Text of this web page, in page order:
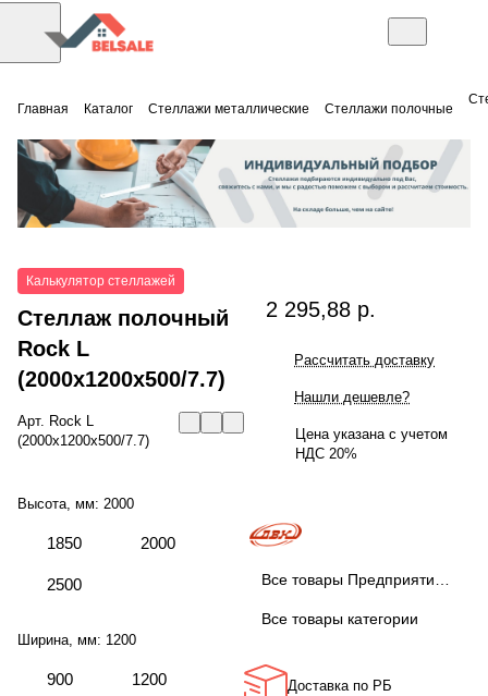
Главная Каталог Стеллажи металлические Стеллажи полочные
Калькулятор стеллажей
Стеллаж полочный
Rock L
(2000x1200x500/7.7)
Арт. Rock L
(2000x1200x500/7.7)
Высота, мм: 2000
1850 2000
2500
Ширина, мм: 1200
900 1200
2 295,88 р.
Рассчитать доставку
Нашли дешевле?
Цена указана с учетом
НДС 20%
Все товары Предприятие ДВК
Все товары категории
Доставка по РБ